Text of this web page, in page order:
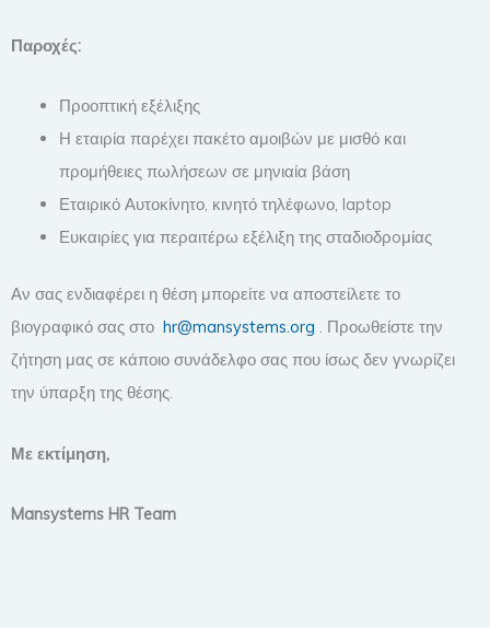
Παροχές:
Προοπτική εξέλιξης
Η εταιρία παρέχει πακέτο αμοιβών με μισθό και
προμήθειες πωλήσεων σε μηνιαία βάση
Εταιρικό Αυτοκίνητο, κινητό τηλέφωνο, laptop
Ευκαιρίες για περαιτέρω εξέλιξη της σταδιοδρoμίας
Αν σας ενδιαφέρει η θέση μπορείτε να αποστείλετε το
βιογραφικό σας στο hr@mansystems.org . Προωθείστε την
ζήτηση μας σε κάποιο συνάδελφο σας που ίσως δεν γνωρίζει
την ύπαρξη της θέσης.
Με εκτίμηση,
Mansystems HR Team